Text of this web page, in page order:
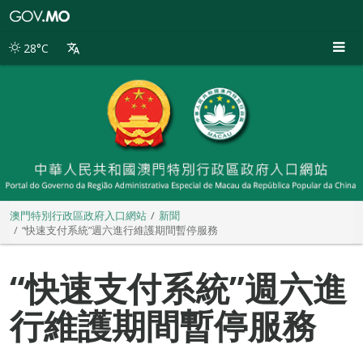
別
28°C
澳門特別行政區政府入口網站
新聞
“快速支付系統”週六進行維護期間暫停服務
“快速支付系統”週六進
行維護期間暫停服務